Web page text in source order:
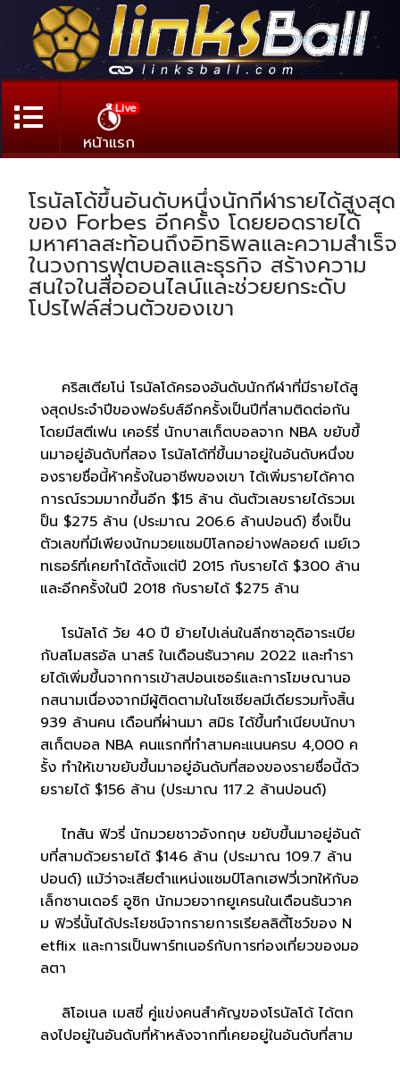
Live
หน้าแรก
โรนัลโด้ขึ้นอันดับหนึ่งนักกีฬารายได้สูงสุด
ของ Forbes อีกครั้ง โดยยอดรายได้
มหาศาลสะท้อนถึงอิทธิพลและความสำเร็จ
ในวงการฟุตบอลและธุรกิจ สร้างความ
สนใจในสื่อออนไลน์และช่วยยกระดับ
โปรไฟล์ส่วนตัวของเขา
คริสเตียโน่ โรนัลโด้ครองอันดับนักกีฬาที่มีรายได้สู
งสุดประจำปีของฟอร์บส์อีกครั้งเป็นปีที่สามติดต่อกัน
โดยมีสตีเฟน เคอร์รี่ นักบาสเก็ตบอลจาก NBA ขยับขึ้
นมาอยู่อันดับที่สอง โรนัลโด้ที่ขึ้นมาอยู่ในอันดับหนึ่งข
องรายชื่อนี้ห้าครั้งในอาชีพของเขา ได้เพิ่มรายได้คาด
การณ์รวมมากขึ้นอีก $15 ล้าน ดันตัวเลขรายได้รวมเ
ป็น $275 ล้าน (ประมาณ 206.6 ล้านปอนด์) ซึ่งเป็น
ตัวเลขที่มีเพียงนักมวยแชมป์โลกอย่างฟลอยด์ เมย์เว
ทเธอร์ที่เคยทำได้ตั้งแต่ปี 2015 กับรายได้ $300 ล้าน
และอีกครั้งในปี 2018 กับรายได้ $275 ล้าน
โรนัลโด้ วัย 40 ปี ย้ายไปเล่นในลีกซาอุดิอาระเบีย
กับสโมสรอัล นาสร์ ในเดือนธันวาคม 2022 และทำรา
ยได้เพิ่มขึ้นจากการเข้าสปอนเซอร์และการโฆษณานอ
กสนามเนื่องจากมีผู้ติดตามในโซเชียลมีเดียรวมทั้งสิ้น
939 ล้านคน เดือนที่ผ่านมา สมิธ ได้ขึ้นทำเนียบนักบา
สเก็ตบอล NBA คนแรกที่ทำสามคะแนนครบ 4,000 ค
รั้ง ทำให้เขาขยับขึ้นมาอยู่อันดับที่สองของรายชื่อนี้ด้ว
ยรายได้ $156 ล้าน (ประมาณ 117.2 ล้านปอนด์)
ไทสัน ฟิวรี่ นักมวยชาวอังกฤษ ขยับขึ้นมาอยู่อันดั
บที่สามด้วยรายได้ $146 ล้าน (ประมาณ 109.7 ล้าน
ปอนด์) แม้ว่าจะเสียตำแหน่งแชมป์โลกเฮฟวี่เวทให้กับอ
เล็กซานเดอร์ อูซิก นักมวยจากยูเครนในเดือนธันวาค
ม ฟิวรี่นั้นได้ประโยชน์จากรายการเรียลลิตี้โชว์ของ N
etflix และการเป็นพาร์ทเนอร์กับการท่องเที่ยวของมอ
ลตา
ลิโอเนล เมสซี่ คู่แข่งคนสำคัญของโรนัลโด้ ได้ตก
ลงไปอยู่ในอันดับที่ห้าหลังจากที่เคยอยู่ในอันดับที่สาม